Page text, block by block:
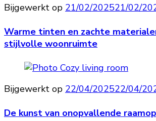
Bijgewerkt op 21/02/202521/02/
Warme tinten en zachte
stijlvolle woonruimte
Bijgewerkt op 22/04/202522/04/
De kunst van onopvallende